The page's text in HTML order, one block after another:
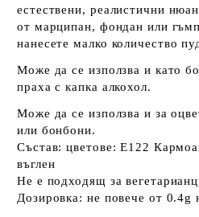
естествени, реалистични
от марципан, фондан или
нанесете малко количество
Може да се използва и като
праха с капка алкохол.
Може да се използва и за
или бонбони.
Състав: цветове: E122
въглен
Не е подходящ за
Дозировка: не повече от 0.4g